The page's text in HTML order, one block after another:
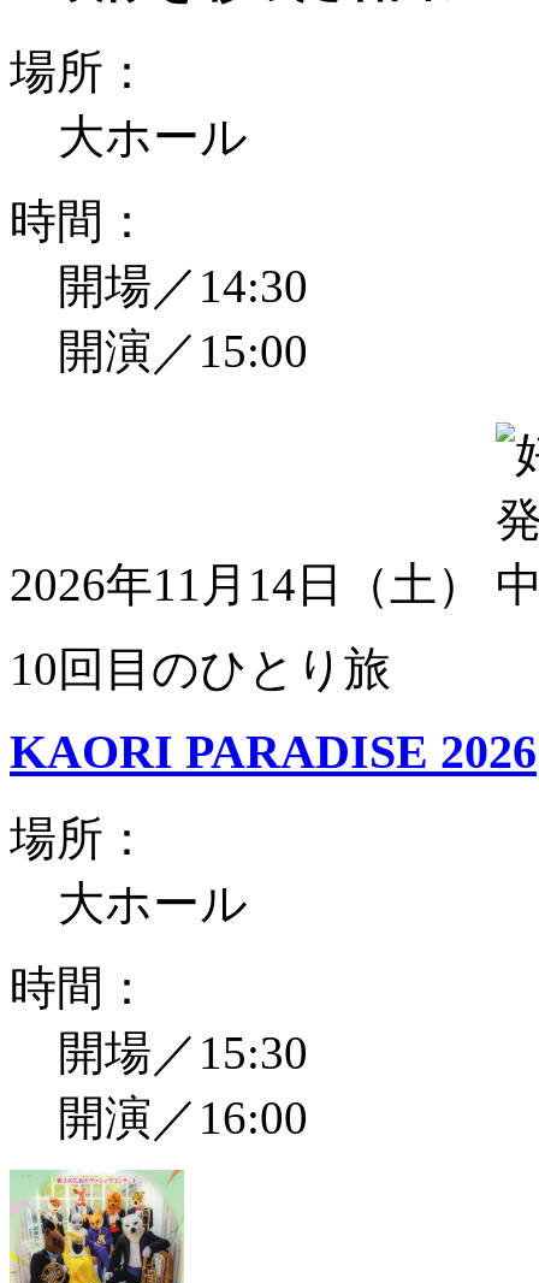
場所：
大ホール
時間：
開場／14:30
開演／15:00
2026年11月14日（土）
10回目のひとり旅
KAORI PARADISE 2026
場所：
大ホール
時間：
開場／15:30
開演／16:00